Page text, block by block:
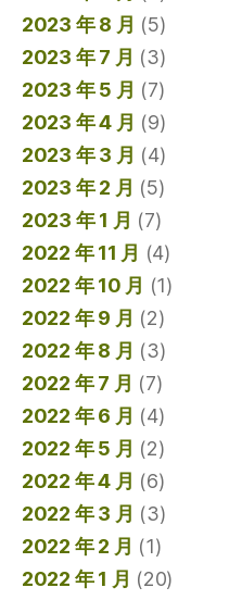
2023 年 8 月 (5)
2023 年 7 月 (3)
2023 年 5 月 (7)
2023 年 4 月 (9)
2023 年 3 月 (4)
2023 年 2 月 (5)
2023 年 1 月 (7)
2022 年 11 月 (4)
2022 年 10 月 (1)
2022 年 9 月 (2)
2022 年 8 月 (3)
2022 年 7 月 (7)
2022 年 6 月 (4)
2022 年 5 月 (2)
2022 年 4 月 (6)
2022 年 3 月 (3)
2022 年 2 月 (1)
2022 年 1 月 (20)